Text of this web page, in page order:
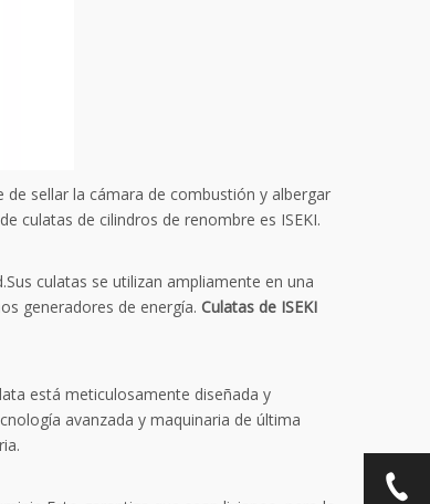
sellar la cámara de combustión y albergar
culatas de cilindros de renombre es ISEKI.
culatas se utilizan ampliamente en una
generadores de energía. Culatas de ISEKI
está meticulosamente diseñada y
avanzada y maquinaria de última